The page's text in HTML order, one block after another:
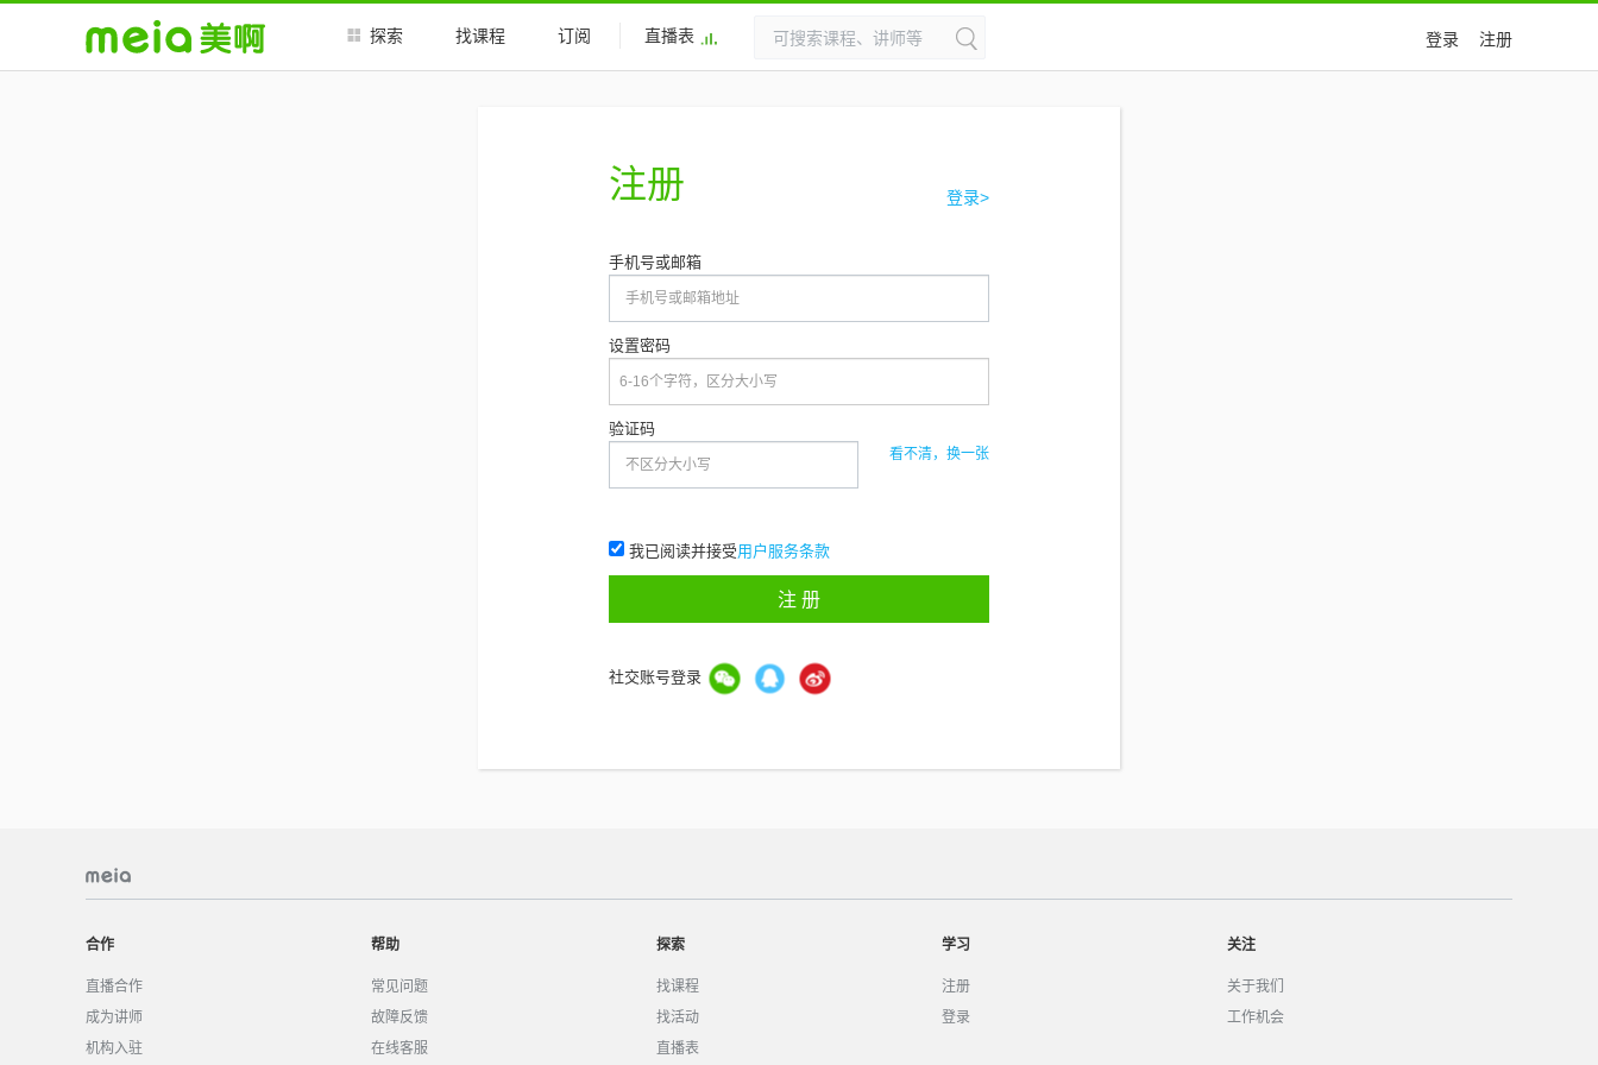
探索 找课程 订阅 直播表 登录 注册
注册 登录>
手机号或邮箱
设置密码
验证码
看不清，换一张
我已阅读并接受用户服务条款
注 册
社交账号登录
合作
直播合作
成为讲师
机构入驻
帮助
常见问题
故障反馈
在线客服
探索
找课程
找活动
直播表
学习
注册
登录
关注
关于我们
工作机会